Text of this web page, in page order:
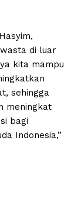
di luar
kita mampu
sehingga
meningkat
bagi
Indonesia,”